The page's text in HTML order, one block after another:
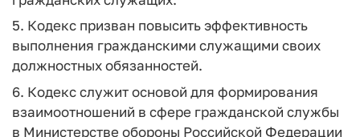
5. Кодекс призван повысить эффективность
выполнения гражданскими служащими своих
должностных обязанностей.
6. Кодекс служит основой для формирования
взаимоотношений в сфере гражданской службы
в Министерстве обороны Российской Федерации